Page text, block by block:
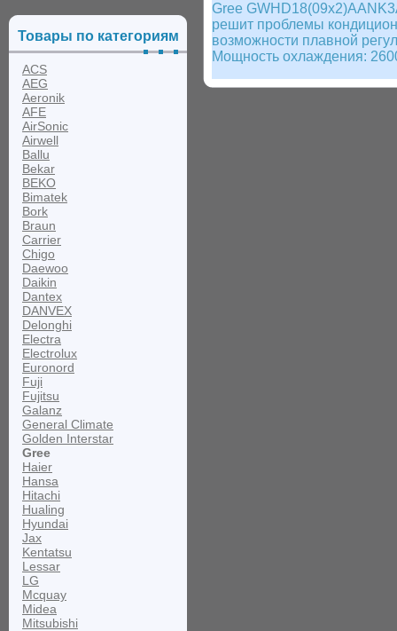
Товары по категориям
ACS
AEG
Aeronik
AFE
AirSonic
Airwell
Ballu
Bekar
BEKO
Bimatek
Bork
Braun
Carrier
Chigo
Daewoo
Daikin
Dantex
DANVEX
Delonghi
Electra
Electrolux
Euronord
Fuji
Fujitsu
Galanz
General Climate
Golden Interstar
Gree
Haier
Hansa
Hitachi
Hualing
Hyundai
Jax
Kentatsu
Lessar
LG
Mcquay
Midea
Mitsubishi
Gree
решит проблемы
возможности плавной
Мощность охлаждения: